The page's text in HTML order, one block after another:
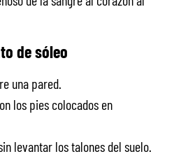
de sóleo
una pared.
los pies colocados en
levantar los talones del suelo.